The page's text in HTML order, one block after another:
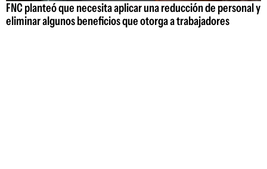
FNC planteó que necesita aplicar una reducción de personal y
eliminar algunos beneficios que otorga a trabajadores